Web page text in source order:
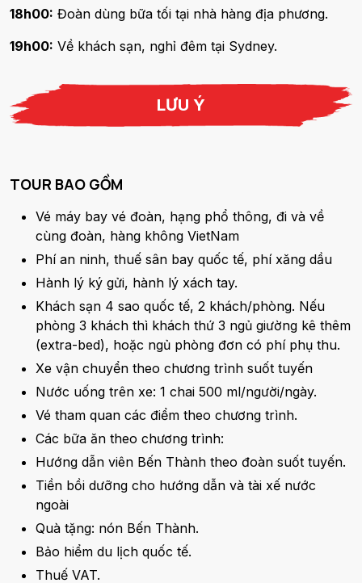
18h00: Đoàn dùng bữa tối tại nhà hàng địa phương.
19h00: Về khách sạn, nghỉ đêm tại Sydney.
LƯU Ý
TOUR BAO GỒM
Vé máy bay vé đoàn, hạng phổ thông, đi và về
cùng đoàn, hàng không VietNam
Phí an ninh, thuế sân bay quốc tế, phí xăng dầu
Hành lý ký gửi, hành lý xách tay.
Khách sạn 4 sao quốc tế, 2 khách/phòng. Nếu
phòng 3 khách thì khách thứ 3 ngủ giường kê thêm
(extra-bed), hoặc ngủ phòng đơn có phí phụ thu.
Xe vận chuyển theo chương trình suốt tuyến
Nước uống trên xe: 1 chai 500 ml/người/ngày.
Vé tham quan các điểm theo chương trình.
Các bữa ăn theo chương trình:
Hướng dẫn viên Bến Thành theo đoàn suốt tuyến.
Tiền bồi dưỡng cho hướng dẫn và tài xế nước
ngoài
Quà tặng: nón Bến Thành.
Bảo hiểm du lịch quốc tế.
Thuế VAT.